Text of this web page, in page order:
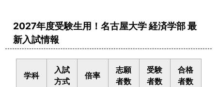
2027年度受験生用！名古屋大学 経済学部 最
新入試情報
学科
入試
方式
倍率
志願
者数
受験
者数
合格
者数